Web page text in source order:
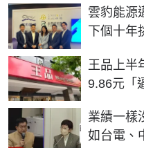
雲豹能源
下個十
王品上半
9.86元「
業績一樣
如台電